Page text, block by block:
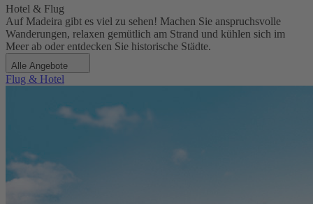
Hotel & Flug
Auf Madeira gibt es viel zu sehen! Machen Sie anspruchsvolle
Wanderungen, relaxen gemütlich am Strand und kühlen sich im
Meer ab oder entdecken Sie historische Städte.
Alle Angebote
Flug & Hotel